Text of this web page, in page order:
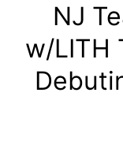
NJ
w/LITH